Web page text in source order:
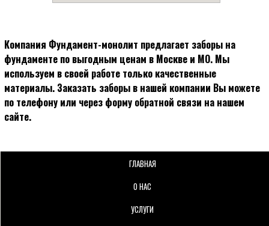
Компания Фундамент-монолит предлагает заборы на
фундаменте по выгодным ценам в Москве и МО. Мы
используем в своей работе только качественные
материалы. Заказать заборы в нашей компании Вы можете
по телефону или через форму обратной связи на нашем
сайте.
ГЛАВНАЯ
О НАС
УСЛУГИ